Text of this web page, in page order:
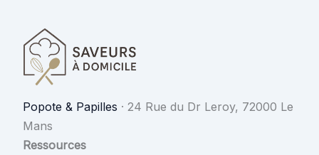
Popote & Papilles · 24 Rue du Dr Leroy, 72000 Le
Mans
Ressources